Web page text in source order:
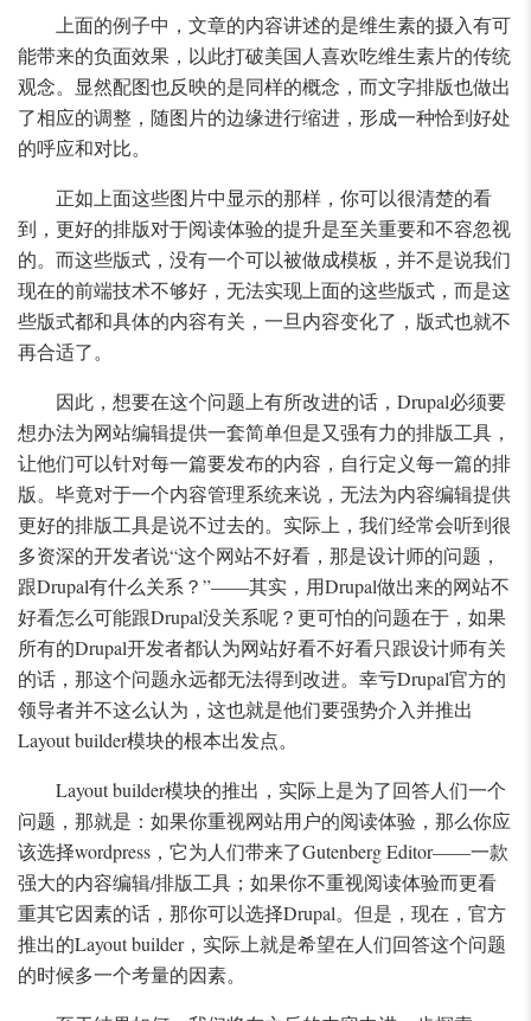
上面的例子中，文章的内容讲述的是维生素的摄入有可
能带来的负面效果，以此打破美国人喜欢吃维生素片的传统
观念。显然配图也反映的是同样的概念，而文字排版也做出
了相应的调整，随图片的边缘进行缩进，形成一种恰到好处
的呼应和对比。
正如上面这些图片中显示的那样，你可以很清楚的看
到，更好的排版对于阅读体验的提升是至关重要和不容忽视
的。而这些版式，没有一个可以被做成模板，并不是说我们
现在的前端技术不够好，无法实现上面的这些版式，而是这
些版式都和具体的内容有关，一旦内容变化了，版式也就不
再合适了。
因此，想要在这个问题上有所改进的话，Drupal必须要
想办法为网站编辑提供一套简单但是又强有力的排版工具，
让他们可以针对每一篇要发布的内容，自行定义每一篇的排
版。毕竟对于一个内容管理系统来说，无法为内容编辑提供
更好的排版工具是说不过去的。实际上，我们经常会听到很
多资深的开发者说“这个网站不好看，那是设计师的问题，
跟Drupal有什么关系？”——其实，用Drupal做出来的网站不
好看怎么可能跟Drupal没关系呢？更可怕的问题在于，如果
所有的Drupal开发者都认为网站好看不好看只跟设计师有关
的话，那这个问题永远都无法得到改进。幸亏Drupal官方的
领导者并不这么认为，这也就是他们要强势介入并推出
Layout builder模块的根本出发点。
Layout builder模块的推出，实际上是为了回答人们一个
问题，那就是：如果你重视网站用户的阅读体验，那么你应
该选择wordpress，它为人们带来了Gutenberg Editor——一款
强大的内容编辑/排版工具；如果你不重视阅读体验而更看
重其它因素的话，那你可以选择Drupal。但是，现在，官方
推出的Layout builder，实际上就是希望在人们回答这个问题
的时候多一个考量的因素。